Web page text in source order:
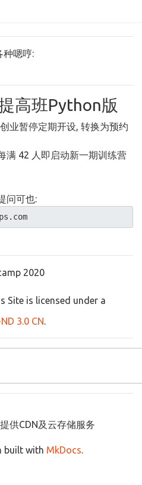
种嗯哼:
高班Python版
业暂停定期开设, 转换为预约
满 42 人即启动新一期训练营
问可也:
2020
Site is licensed under a
3.0 CN.
提供CDN及云存储服务
built with MkDocs.